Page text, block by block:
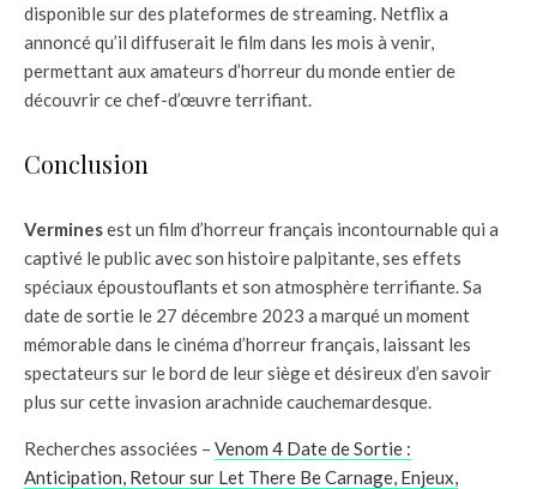
disponible sur des plateformes de streaming. Netflix a
annoncé qu’il diffuserait le film dans les mois à venir,
permettant aux amateurs d’horreur du monde entier de
découvrir ce chef-d’œuvre terrifiant.
Conclusion
Verminesest un film d’horreur français incontournable qui a
captivé le public avec son histoire palpitante, ses effets
spéciaux époustouflants et son atmosphère terrifiante. Sa
date de sortie le 27 décembre 2023 a marqué un moment
mémorable dans le cinéma d’horreur français, laissant les
spectateurs sur le bord de leur siège et désireux d’en savoir
plus sur cette invasion arachnide cauchemardesque.
Recherches associées – Venom 4 Date de Sortie :
Anticipation, Retour sur Let There Be Carnage, Enjeux,